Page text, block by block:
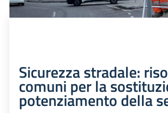
Sicurezza stradale:
comuni per la
potenziamento della